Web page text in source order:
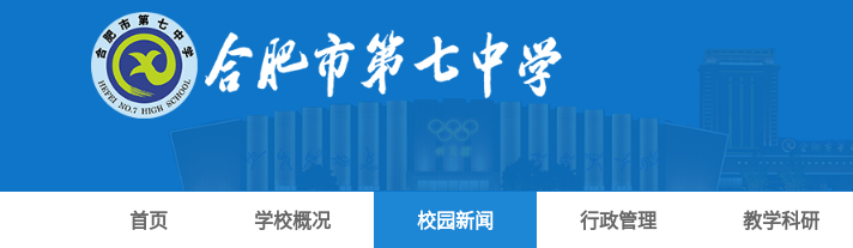
首页 学校概况 校园新闻 行政管理 教学科研